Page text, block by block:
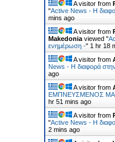
A visitor from
"Active News - Η
mins ago
A visitor from
Makedonia viewed "
ενημέρωση -" 1 hr 18
A visitor from
News - Η διαφορά
ago
A visitor from
ΕΜΠΝΕΥΣΜΕΝΟΣ
hr 51 mins ago
A visitor from
"Active News - Η
2 mins ago